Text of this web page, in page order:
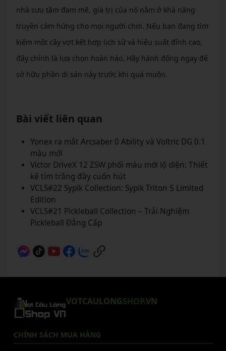
nhà sưu tầm đam mê, giá trị của nó nằm ở khả năng
truyền cảm hứng cho mọi người chơi. Nếu bạn đang tìm
kiếm một cây vợt kết hợp lịch sử và hiệu suất đỉnh cao,
đây chính là lựa chọn hoàn hảo. Hãy hành động ngay để
sở hữu phần di sản này trước khi quá muộn.
Bài viết liên quan
Yonex ra mắt Arcsaber 0 Ability và Voltric DG 0.1
màu mới
Victor DriveX 12 ZSW phối màu mới lộ diện: Thiết
kế tím trắng đầy cuốn hút
VCLS#22 Sypik Collection: Sypik Triton 5 Limited
Edition
VCLS#21 Pickleball Collection – Trải Nghiệm
Pickleball Đẳng Cấp
VOTCAULONGSHOP.VN
CHÍNH SÁCH MUA HÀNG